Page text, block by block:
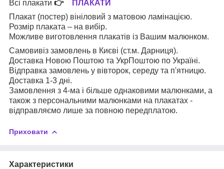
Всі плакати 👉
ПЛАКАТИ
Плакат (постер) вініловий з матовою ламінацією.
Розмір плаката – на вибір.
Можливе виготовлення плакатів із Вашим малюнком.
Самовивіз замовлень в Києві (ст.м. Дарниця).
Доставка Новою Поштою та УкрПоштою по Україні.
Відправка замовлень у вівторок, середу та п'ятницю.
Доставка 1-3 дні.
Замовлення з 4-ма і більше однаковими малюнками, а
також з персональними малюнками на плакатах -
відправляємо лише за повною передплатою.
Приховати
Характеристики